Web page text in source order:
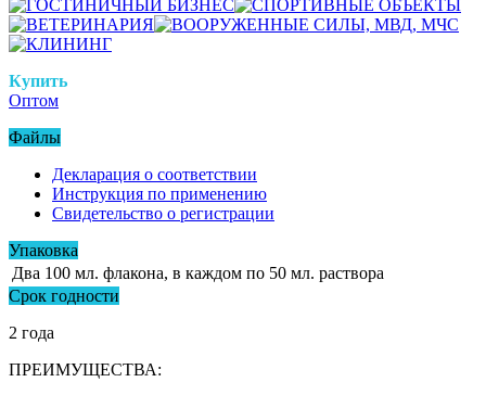
Купить
Оптом
Файлы
Декларация о соответствии
Инструкция по применению
Свидетельство о регистрации
Упаковка
Два 100 мл. флакона, в каждом по 50 мл. раствора
Срок годности
2 года
ПРЕИМУЩЕСТВА: